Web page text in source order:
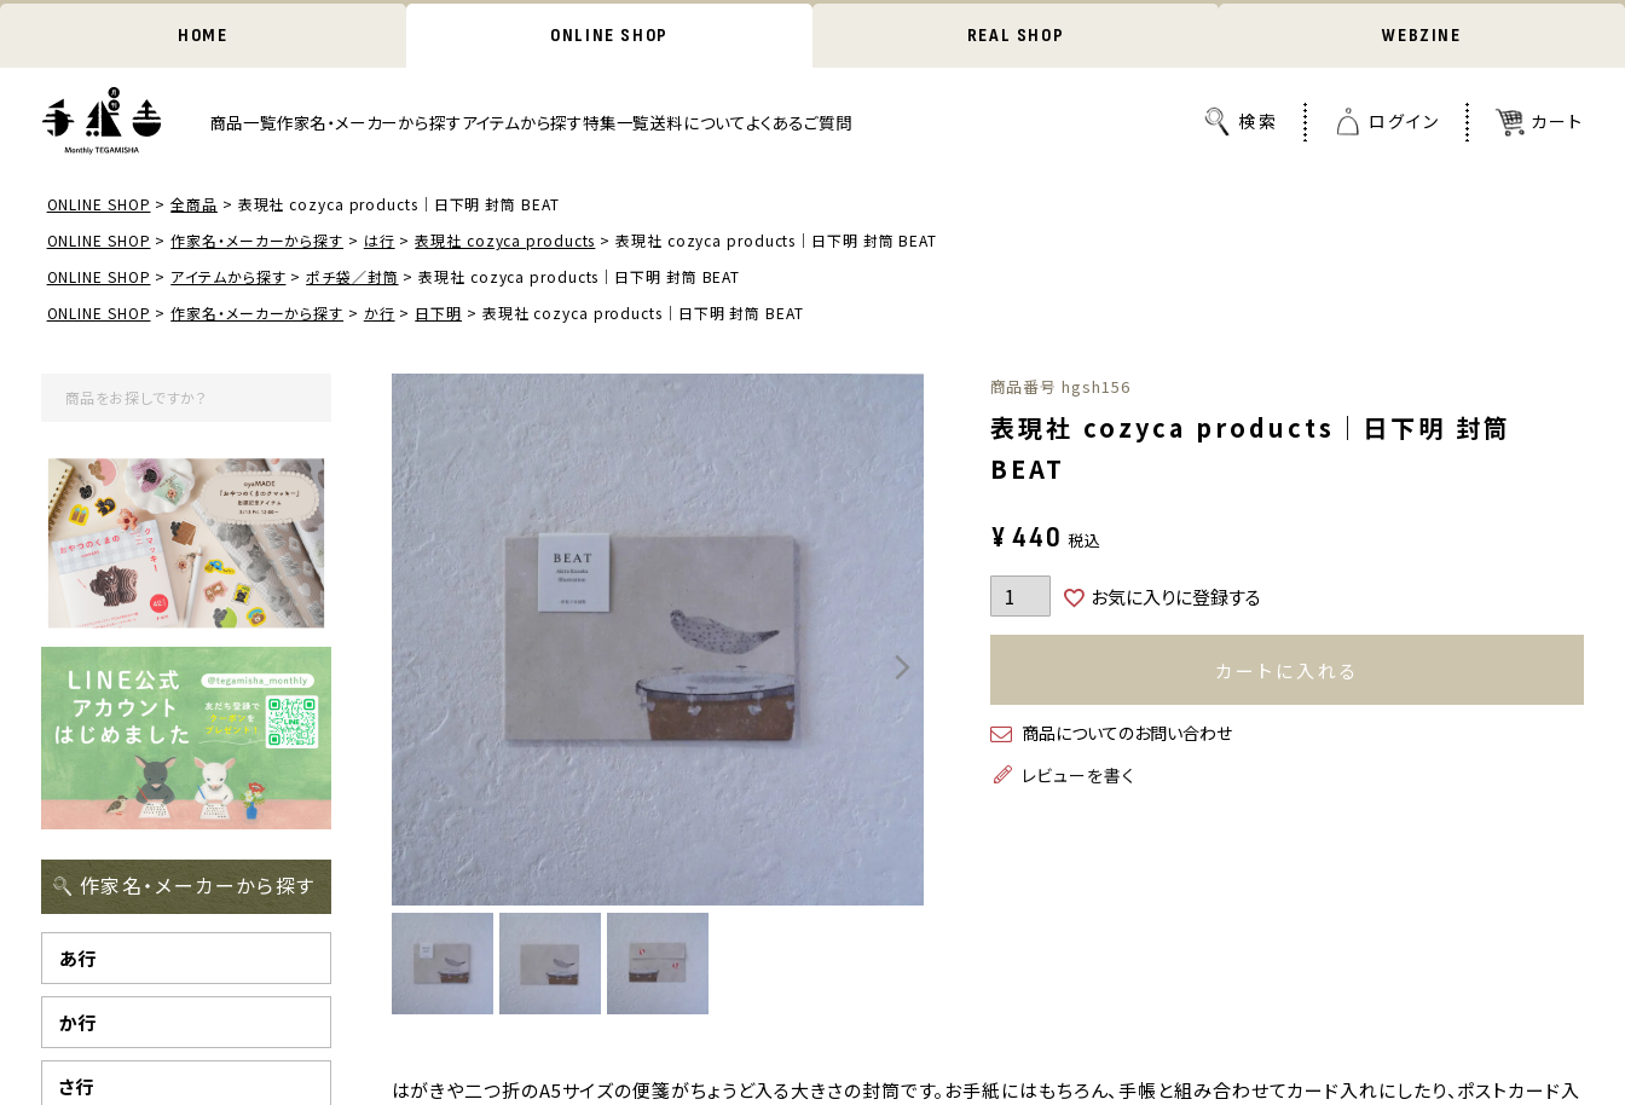
HOME ONLINE SHOP REAL SHOP WEBZINE
商品一覧作家名・メーカーから探すアイテムから探す特集一覧送料についてよくあるご質問
ONLINE SHOP 全商品
表現社 cozyca products｜日下明 封筒 BEAT
ONLINE SHOP
作家名・メーカーから探す は行 表現社 cozyca products
表現社 cozyca products｜日下明 封筒 BEAT
ONLINE SHOP
アイテムから探す ポチ袋／封筒
表現社 cozyca products｜日下明 封筒 BEAT
ONLINE SHOP
作家名・メーカーから探す か行 日下明 表現社 cozyca products｜日下明 封筒 BEAT
作家名・メーカーから探す
あ行
か行
さ行
商品番号 hgsh156
表現社 cozyca products｜日下明 封筒
BEAT
¥ 440 税込
お気に入りに登録する
カートに入れる
商品についてのお問い合わせ
レビューを書く
はがきや二つ折のA5サイズの便箋がちょうど入る大きさの封筒です。お手紙にはもちろん、手帳と組み合わせてカード入れにしたり、ポストカード入